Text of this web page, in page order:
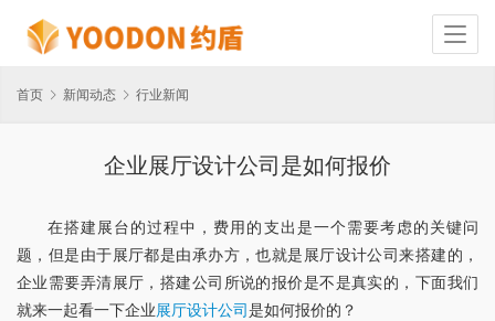
首页 新闻动态 行业新闻
企业展厅设计公司是如何报价
在搭建展台的过程中，费用的支出是一个需要考虑的关键问
题，但是由于展厅都是由承办方，也就是展厅设计公司来搭建的，
企业需要弄清展厅，搭建公司所说的报价是不是真实的，下面我们
就来一起看一下企业展厅设计公司是如何报价的？